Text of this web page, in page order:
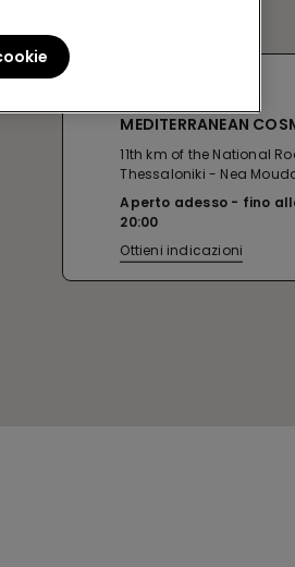
MEDITERRANEAN
11th km of the National
Thessaloniki - Nea
Aperto adesso
fino
20:00
Ottieni indicazioni